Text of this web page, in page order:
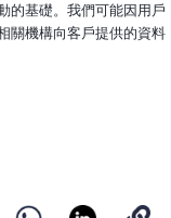
的基礎。我們可能因用戶
關機構向客戶提供的資料